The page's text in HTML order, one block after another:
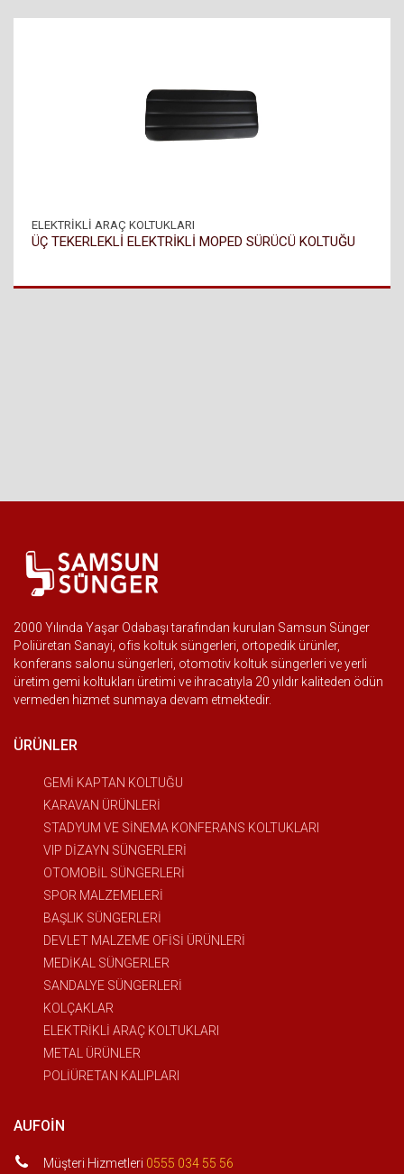
ELEKTRİKLİ ARAÇ KOLTUKLARI
ÜÇ TEKERLEKLİ ELEKTRİKLİ MOPED SÜRÜCÜ KOLTUĞU
2000 Yılında Yaşar Odabaşı tarafından kurulan Samsun Sünger
Poliüretan Sanayi, ofis koltuk süngerleri, ortopedik ürünler,
konferans salonu süngerleri, otomotiv koltuk süngerleri ve yerli
üretim gemi koltukları üretimi ve ihracatıyla 20 yıldır kaliteden ödün
vermeden hizmet sunmaya devam etmektedir.
ÜRÜNLER
GEMİ KAPTAN KOLTUĞU
KARAVAN ÜRÜNLERİ
STADYUM VE SİNEMA KONFERANS KOLTUKLARI
VIP DİZAYN SÜNGERLERİ
OTOMOBİL SÜNGERLERİ
SPOR MALZEMELERİ
BAŞLIK SÜNGERLERİ
DEVLET MALZEME OFİSİ ÜRÜNLERİ
MEDİKAL SÜNGERLER
SANDALYE SÜNGERLERİ
KOLÇAKLAR
ELEKTRİKLİ ARAÇ KOLTUKLARI
METAL ÜRÜNLER
POLİÜRETAN KALIPLARI
AUFOIN
Müşteri Hizmetleri 0555 034 55 56